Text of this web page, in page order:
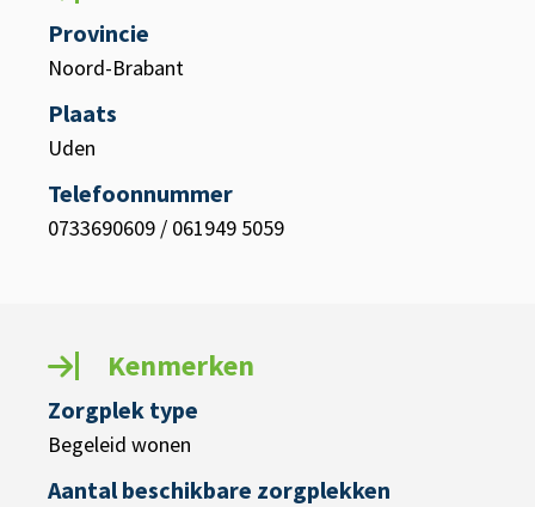
Provincie
Noord-Brabant
Plaats
Uden
Telefoonnummer
0733690609 / 061949 5059
Kenmerken
Zorgplek type
Begeleid wonen
Aantal beschikbare zorgplekken